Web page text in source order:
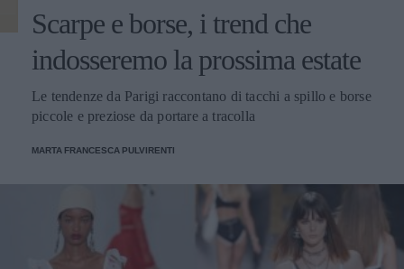
Scarpe e borse, i trend che
indosseremo la prossima estate
Le tendenze da Parigi raccontano di tacchi a spillo e borse
piccole e preziose da portare a tracolla
MARTA FRANCESCA PULVIRENTI